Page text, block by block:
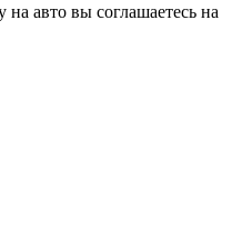
авто вы соглашаетесь на